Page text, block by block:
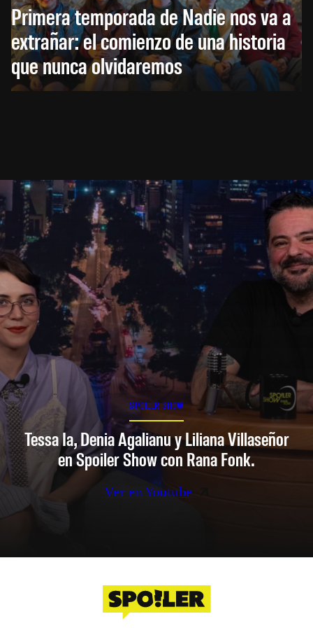
Primera temporada de Nadie nos va a
extrañar: el comienzo de una historia
que nunca olvidaremos
SPOILER SHOW
Tessa Ia, Denia Agalianu y Liliana Villaseñor
en Spoiler Show con Rana Fonk.
Ver en Youtube